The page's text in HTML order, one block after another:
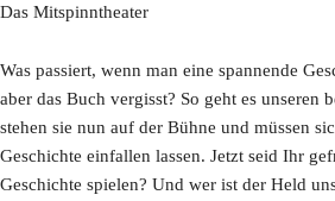
Das Mitspinntheater
Was passiert, wenn man eine spannende
aber das Buch vergisst? So geht es unseren
stehen sie nun auf der Bühne und müssen
Geschichte einfallen lassen. Jetzt seid Ihr
Geschichte spielen? Und wer ist der Held